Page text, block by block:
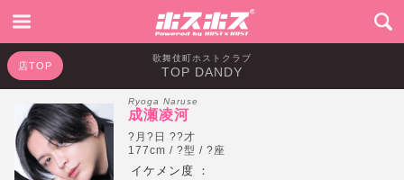
歌舞伎町ホストクラブ
TOP DANDY
店TOP
Ryoga Naruse
成瀬凌河
?月?日 ??才
177cm / ?型 / ?座
イケメン度
：